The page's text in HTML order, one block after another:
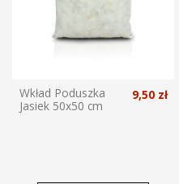
Wkład Poduszka
Jasiek 50x50 cm
9,50 zł